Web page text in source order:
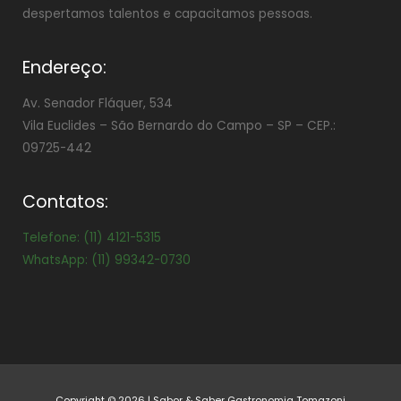
despertamos talentos e capacitamos pessoas.
Endereço:
Av. Senador Fláquer, 534
Vila Euclides – São Bernardo do Campo – SP – CEP.:
09725-442
Contatos:
Telefone: (11) 4121-5315
WhatsApp: (11) 99342-0730